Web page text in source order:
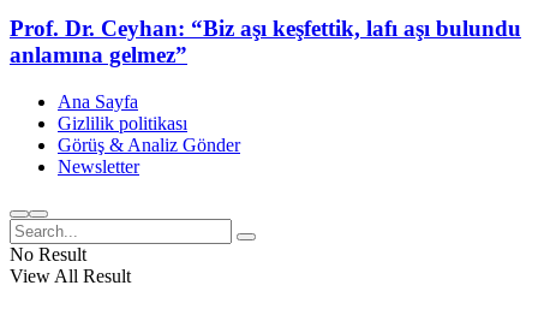
Prof. Dr. Ceyhan: “Biz aşı keşfettik, lafı aşı bulundu
anlamına gelmez”
Ana Sayfa
Gizlilik politikası
Görüş & Analiz Gönder
Newsletter
No Result
View All Result